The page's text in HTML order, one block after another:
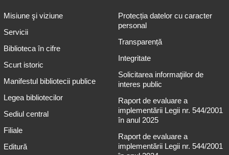
Misiune şi viziune
Servicii
Biblioteca în cifre
Scurt istoric
Manifestul bibliotecii publice
Legea bibliotecilor
Sediul central
Filiale
Editură
Protecția datelor cu caracter
personal
Transparență
Integritate
Solicitarea informaţiilor de
interes public
Raport de evaluare a
implementării Legii nr. 544/2001
în anul 2025
Raport de evaluare a
implementării Legii nr. 544/2001